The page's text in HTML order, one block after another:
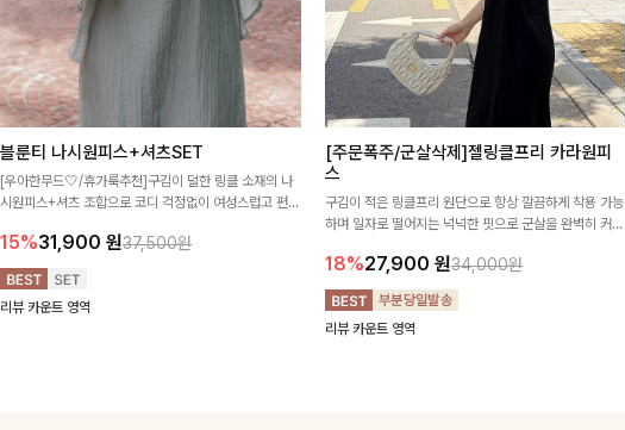
블룬티 나시원피스+셔츠SET
[우아한무드🤍/휴가룩추천]구김이 덜한 링클 소재의 나
시원피스+셔츠 조합으로 코디 걱정없이 여성스럽고 편안
15%31,900 원37,500원
리뷰 카운트 영역
[주문폭주/군살삭제]젤링클프리 카라원피
스
구김이 적은 링클프리 원단으로 항상 깔끔하게 착용 가능
하며 일자로 떨어지는 넉넉한 핏으로 군살을 완벽히 커버
18%27,900 원34,000원
리뷰 카운트 영역